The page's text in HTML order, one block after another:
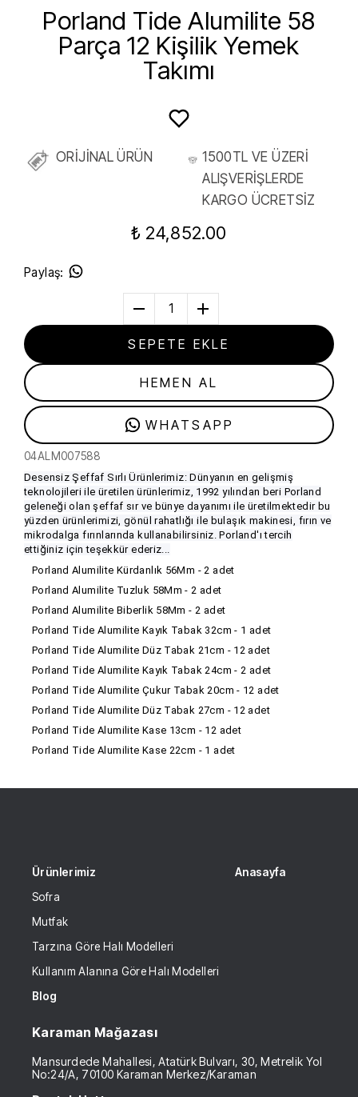
Porland Tide Alumilite 58
Parça 12 Kişilik Yemek
Takımı
ORİJİNAL ÜRÜN
1500TL VE ÜZERİ
ALIŞVERİŞLERDE
KARGO ÜCRETSİZ
₺ 24,852.00
Paylaş:
1
SEPETE EKLE
HEMEN AL
WHATSAPP
04ALM007588
Desensiz Şeffaf Sırlı Ürünlerimiz: Dünyanın en gelişmiş
teknolojileri ile üretilen ürünlerimiz, 1992 yılından beri Porland
geleneği olan şeffaf sır ve bünye dayanımı ile üretilmektedir bu
yüzden ürünlerimizi, gönül rahatlığı ile bulaşık makinesi, fırın ve
mikrodalga fırınlarında kullanabilirsiniz. Porland'ı tercih
ettiğiniz için teşekkür ederiz...
Porland Alumilite Kürdanlık 56Mm - 2 adet
Porland Alumilite Tuzluk 58Mm - 2 adet
Porland Alumilite Biberlik 58Mm - 2 adet
Porland Tide Alumilite Kayık Tabak 32cm - 1 adet
Porland Tide Alumilite Düz Tabak 21cm - 12 adet
Porland Tide Alumilite Kayık Tabak 24cm - 2 adet
Porland Tide Alumilite Çukur Tabak 20cm - 12 adet
Porland Tide Alumilite Düz Tabak 27cm - 12 adet
Porland Tide Alumilite Kase 13cm - 12 adet
Porland Tide Alumilite Kase 22cm - 1 adet
Ürünlerimiz
Sofra
Mutfak
Tarzına Göre Halı Modelleri
Kullanım Alanına Göre Halı Modelleri
Anasayfa
Blog
Karaman Mağazası
Mansurdede Mahallesi, Atatürk Bulvarı, 30, Metrelik Yol
No:24/A, 70100 Karaman Merkez/Karaman